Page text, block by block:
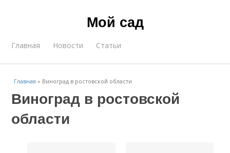
Мой сад
Главная Новости Статьи
Главная » Виноград в ростовской области
Виноград в ростовской
области